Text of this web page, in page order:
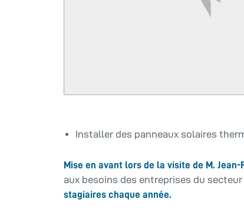
Installer des panneaux solaires
Mise en avant lors de la visite de M. Jean-
aux besoins des entreprises du
stagiaires chaque année.